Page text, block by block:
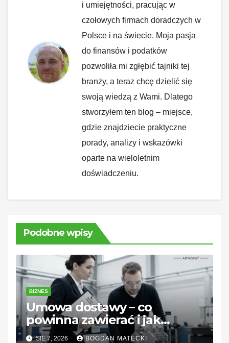
i umiejętności, pracując w
czołowych firmach doradczych w
Polsce i na świecie. Moja pasja
do finansów i podatków
pozwoliła mi zgłębić tajniki tej
branży, a teraz chcę dzielić się
swoją wiedzą z Wami. Dlatego
stworzyłem ten blog – miejsce,
gdzie znajdziecie praktyczne
porady, analizy i wskazówki
oparte na wieloletnim
doświadczeniu.
Podobne wpisy
BIZNES
Umowa dostawy – co
powinna zawierać i jak
zabezpieczyć interesy stron
SIE 7, 2026 BOGDAN MATECKI